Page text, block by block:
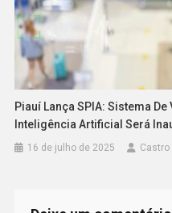
Piauí Lança SPIA: Sistema
Inteligência Artificial Será
16 de julho de 2025